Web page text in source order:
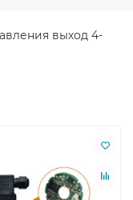
выход 4-